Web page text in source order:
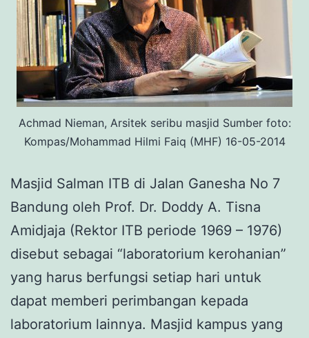
Achmad Nieman, Arsitek seribu masjid Sumber foto:
Kompas/Mohammad Hilmi Faiq (MHF) 16-05-2014
Masjid Salman ITB di Jalan Ganesha No 7
Bandung oleh Prof. Dr. Doddy A. Tisna
Amidjaja (Rektor ITB periode 1969 – 1976)
disebut sebagai “laboratorium kerohanian”
yang harus berfungsi setiap hari untuk
dapat memberi perimbangan kepada
laboratorium lainnya. Masjid kampus yang